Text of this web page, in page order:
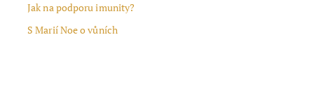
Jak na podporu imunity?
S Marií Noe o vůních